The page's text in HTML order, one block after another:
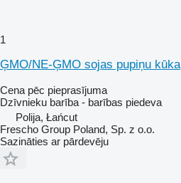
1
ĢMO/NE-ĢMO sojas pupiņu kūka
Cena pēc pieprasījuma
Dzīvnieku barība - barības piedeva
Polija, Łańcut
Frescho Group Poland, Sp. z o.o.
Sazināties ar pārdevēju